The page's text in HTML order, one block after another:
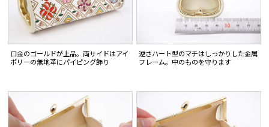
口金のゴールドが上品。両サイドはアイ
ボリーの無地革にパイピング飾り
逆さハート型のマチはしっかりした金属
フレーム。中のものを守ります